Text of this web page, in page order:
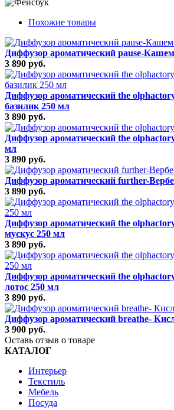
Похожие товары
Диффузор ароматический pause-
3 890 руб.
Диффузор ароматический the
базилик 250 мл
3 890 руб.
Диффузор ароматический the
мл
3 890 руб.
Диффузор ароматический further-
3 890 руб.
Диффузор ароматический the
мускус 250 мл
3 890 руб.
Диффузор ароматический the
лотос 250 мл
3 890 руб.
Диффузор ароматический breathe-
3 900 руб.
Оставь отзыв о товаре
КАТАЛОГ
Интерьер
Текстиль
Мебель
Посуда